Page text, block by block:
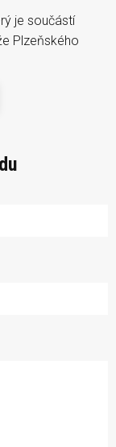
je součástí
Plzeňského